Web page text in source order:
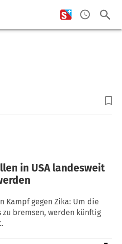
in USA landesweit
Kampf gegen Zika: Um die
zu bremsen, werden künftig